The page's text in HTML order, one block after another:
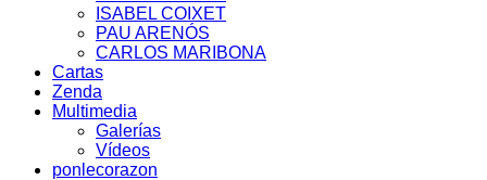
ISABEL COIXET
PAU ARENÓS
CARLOS MARIBONA
Cartas
Zenda
Multimedia
Galerías
Vídeos
ponlecorazon